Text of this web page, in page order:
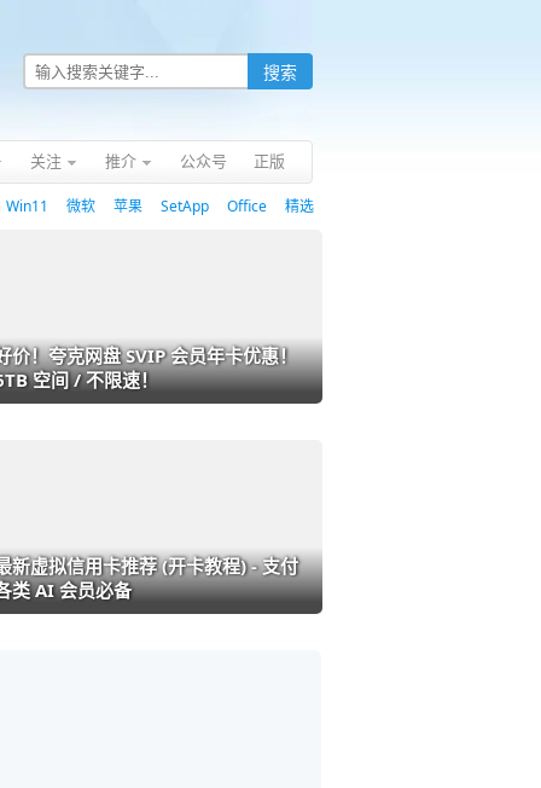
关注 推介 公众号 正版
Win11 微软 苹果 SetApp Office 精选
价！夸克网盘 SVIP 会员年卡优惠！
空间 / 不限速！
新虚拟信用卡推荐 (开卡教程) - 支付
类 AI 会员必备